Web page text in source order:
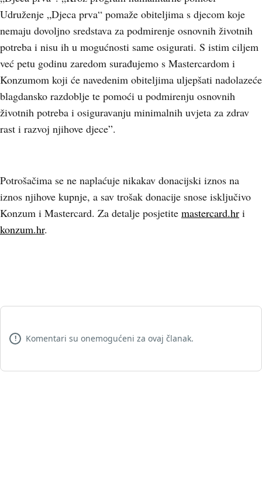
Udruženje „Djeca prva“ pomaže obiteljima s djecom koje
nemaju dovoljno sredstava za podmirenje osnovnih životnih
potreba i nisu ih u mogućnosti same osigurati. S istim ciljem
već petu godinu zaredom surađujemo s Mastercardom i
Konzumom koji će navedenim obiteljima uljepšati nadolazeće
blagdansko razdoblje te pomoći u podmirenju osnovnih
životnih potreba i osiguravanju minimalnih uvjeta za zdrav
rast i razvoj njihove djece”.
Potrošačima se ne naplaćuje nikakav donacijski iznos na
iznos njihove kupnje, a sav trošak donacije snose isključivo
Konzum i Mastercard. Za detalje posjetite mastercard.hr i
konzum.hr.
! Komentari su onemogućeni za ovaj članak.